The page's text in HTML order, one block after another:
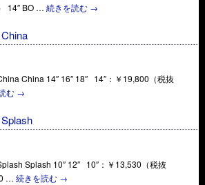
14″ BO …続きを読む →
China 14″ 16″ 18″ 14″：￥19,800（税抜
む →
Splash 10″ 12″ 10″：￥13,530（税抜
…続きを読む →